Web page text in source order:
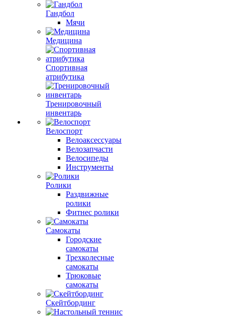
Гандбол
Мячи
Медицина
Спортивная
атрибутика
Тренировочный
инвентарь
Велоспорт
Велоаксессуары
Велозапчасти
Велосипеды
Инструменты
Ролики
Раздвижные
ролики
Фитнес ролики
Самокаты
Городские
самокаты
Трехколесные
самокаты
Трюковые
самокаты
Скейтбординг